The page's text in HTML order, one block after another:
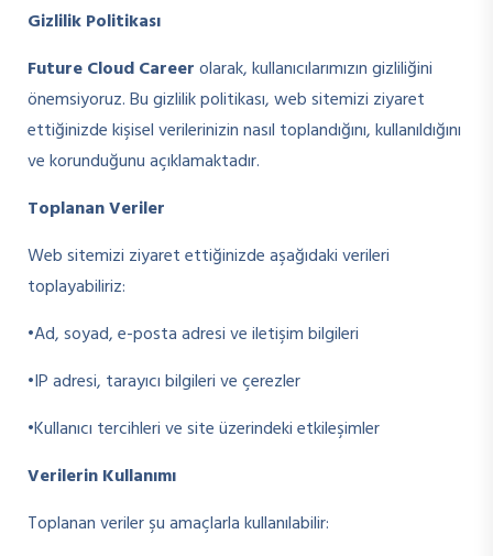
Gizlilik Politikası
Future Cloud Careerolarak, kullanıcılarımızın gizliliğini
önemsiyoruz. Bu gizlilik politikası, web sitemizi ziyaret
ettiğinizde kişisel verilerinizin nasıl toplandığını, kullanıldığını
ve korunduğunu açıklamaktadır.
Toplanan Veriler
Web sitemizi ziyaret ettiğinizde aşağıdaki verileri
toplayabiliriz:
•Ad, soyad, e-posta adresi ve iletişim bilgileri
•IP adresi, tarayıcı bilgileri ve çerezler
•Kullanıcı tercihleri ve site üzerindeki etkileşimler
Verilerin Kullanımı
Toplanan veriler şu amaçlarla kullanılabilir: